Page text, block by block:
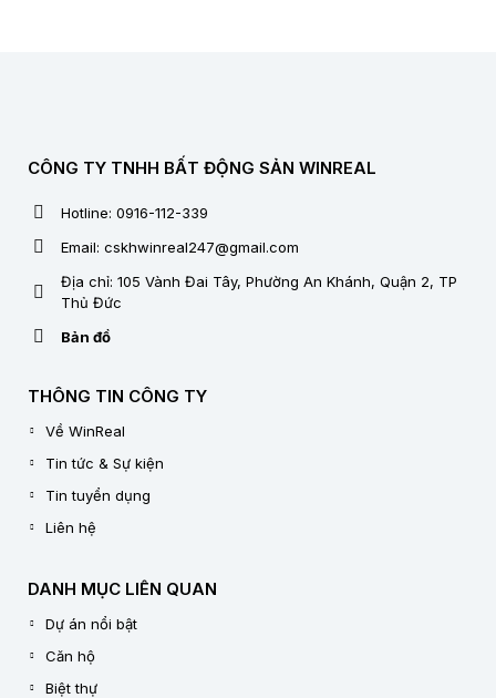
CÔNG TY TNHH BẤT ĐỘNG SẢN WINREAL
Hotline: 0916-112-339
Email: cskhwinreal247@gmail.com
Địa chỉ: 105 Vành Đai Tây, Phường An Khánh, Quận 2, TP
Thủ Đức
Bản đồ
THÔNG TIN CÔNG TY
Về WinReal
Tin tức & Sự kiện
Tin tuyển dụng
Liên hệ
DANH MỤC LIÊN QUAN
Dự án nổi bật
Căn hộ
Biệt thự